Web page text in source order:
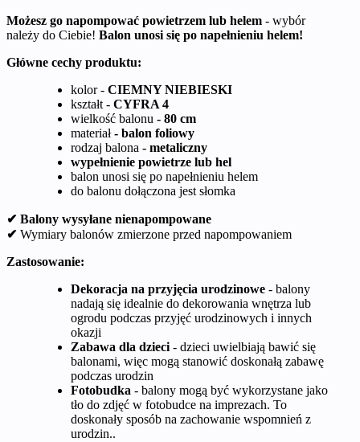
Możesz go napompować powietrzem lub helem - wybór
należy do Ciebie! Balon unosi się po napełnieniu helem!
Główne cechy produktu:
kolor - CIEMNY NIEBIESKI
kształt - CYFRA 4
wielkość balonu - 80 cm
materiał- balon foliowy
rodzaj balona - metaliczny
wypełnienie powietrze lub hel
balon unosi się po napełnieniu helem
do balonu dołączona jest słomka
✔ Balony wysyłane nienapompowane
✔ Wymiary balonów zmierzone przed napompowaniem
Zastosowanie:
Dekoracja na przyjęcia urodzinowe - balony
nadają się idealnie do dekorowania wnętrza lub
ogrodu podczas przyjęć urodzinowych i innych
okazji
Zabawa dla dzieci - dzieci uwielbiają bawić się
balonami, więc mogą stanowić doskonałą zabawę
podczas urodzin
Fotobudka - balony mogą być wykorzystane jako
tło do zdjęć w fotobudce na imprezach. To
doskonały sposób na zachowanie wspomnień z
urodzin..